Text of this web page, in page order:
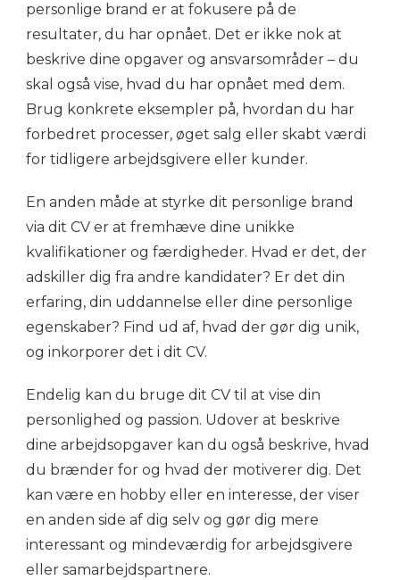
personlige brand er at fokusere på de
resultater, du har opnået. Det er ikke nok at
beskrive dine opgaver og ansvarsområder – du
skal også vise, hvad du har opnået med dem.
Brug konkrete eksempler på, hvordan du har
forbedret processer, øget salg eller skabt værdi
for tidligere arbejdsgivere eller kunder.
En anden måde at styrke dit personlige brand
via dit CV er at fremhæve dine unikke
kvalifikationer og færdigheder. Hvad er det, der
adskiller dig fra andre kandidater? Er det din
erfaring, din uddannelse eller dine personlige
egenskaber? Find ud af, hvad der gør dig unik,
og inkorporer det i dit CV.
Endelig kan du bruge dit CV til at vise din
personlighed og passion. Udover at beskrive
dine arbejdsopgaver kan du også beskrive, hvad
du brænder for og hvad der motiverer dig. Det
kan være en hobby eller en interesse, der viser
en anden side af dig selv og gør dig mere
interessant og mindeværdig for arbejdsgivere
eller samarbejdspartnere.